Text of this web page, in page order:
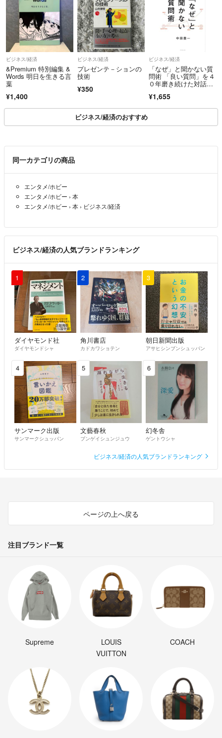
ビジネス/経済
&Premium 特別編集 &
Words 明日を生きる言
葉
¥1,400
ビジネス/経済
プレゼンテ－ションの
技術
¥350
ビジネス/経済
「なぜ」と聞かない質
問術 「良い質問」を４
０年磨き続けた対話の
中田豊一(著者)
¥1,655
ビジネス/経済のおすすめ
同一カテゴリの商品
エンタメ/ホビー
エンタメ/ホビー › 本
エンタメ/ホビー › 本 › ビジネス/経済
ビジネス/経済の人気ブランドランキング
1
ダイヤモンド社
ダイヤモンドシャ
2
角川書店
カドカワショテン
3
朝日新聞出版
アサヒシンブンシュッパン
4
サンマーク出版
サンマークシュッパン
5
文藝春秋
ブンゲイシュンジュウ
6
幻冬舎
ゲントウシャ
ビジネス/経済の人気ブランドランキング
ページの上へ戻る
注目ブランド一覧
Supreme
LOUIS
VUITTON
COACH